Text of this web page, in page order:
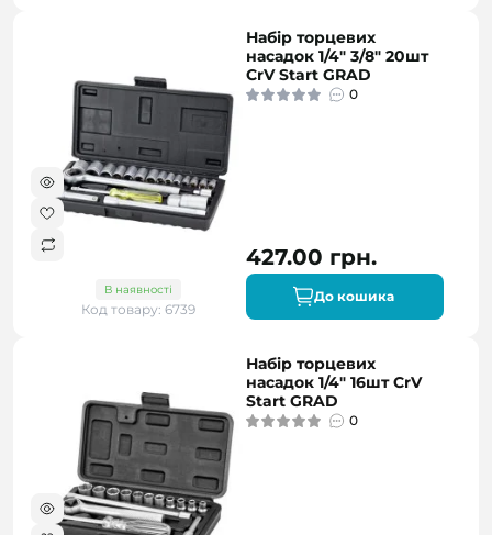
В наявності
Код товару: 6739
Набір торцевих
насадок 1/4" 3/8" 20шт
CrV Start GRAD
0
427.00 грн.
До кошика
Набір торцевих
насадок 1/4" 16шт CrV
Start GRAD
0